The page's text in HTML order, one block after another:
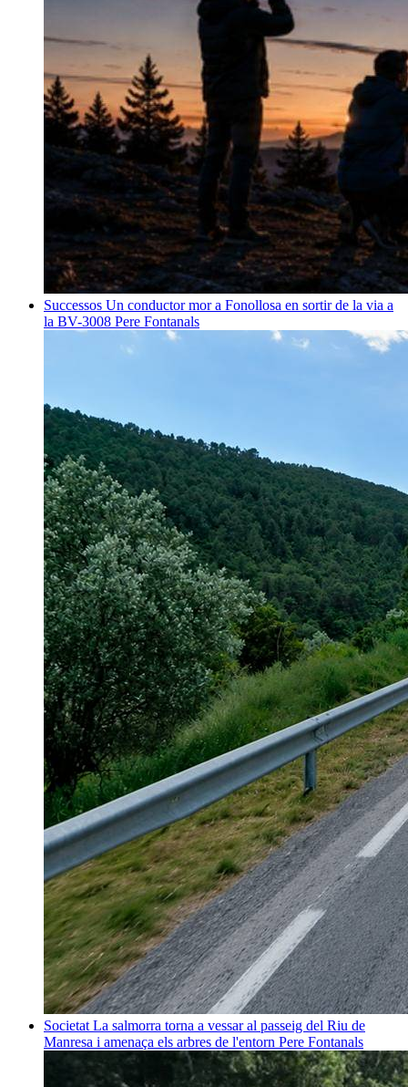
Successos Un conductor mor a Fonollosa en sortir de la via a
la BV-3008 Pere Fontanals
Societat La salmorra torna a vessar al passeig del Riu de
Manresa i amenaça els arbres de l'entorn Pere Fontanals